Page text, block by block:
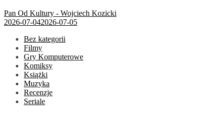
Pan Od Kultury - Wojciech Kozicki
2026-07-042026-07-05
Bez kategorii
Filmy
Gry Komputerowe
Komiksy
Książki
Muzyka
Recenzje
Seriale